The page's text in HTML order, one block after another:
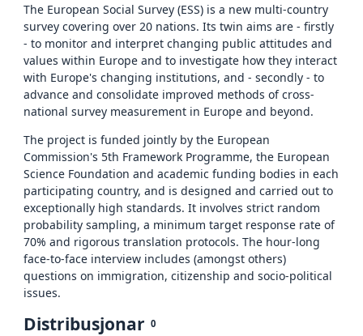
The European Social Survey (ESS) is a new multi-country
survey covering over 20 nations. Its twin aims are - firstly
- to monitor and interpret changing public attitudes and
values within Europe and to investigate how they interact
with Europe's changing institutions, and - secondly - to
advance and consolidate improved methods of cross-
national survey measurement in Europe and beyond.
The project is funded jointly by the European
Commission's 5th Framework Programme, the European
Science Foundation and academic funding bodies in each
participating country, and is designed and carried out to
exceptionally high standards. It involves strict random
probability sampling, a minimum target response rate of
70% and rigorous translation protocols. The hour-long
face-to-face interview includes (amongst others)
questions on immigration, citizenship and socio-political
issues.
Distribusjonar 0